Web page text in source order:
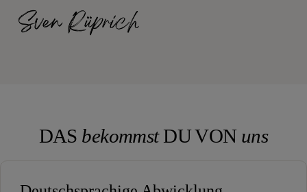
DAS bekommstDU VON uns